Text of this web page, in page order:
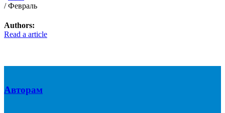
/Февраль
Authors:
Read a article
Авторам